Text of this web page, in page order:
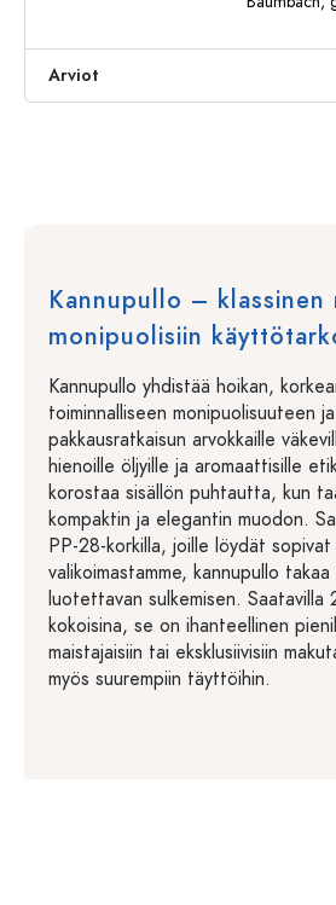
Arviot
Kannupullo – klassinen
monipuolisiin
Kannupullo yhdistää hoikan,
toiminnalliseen monipuolisuuteen
pakkausratkaisun arvokkaille
hienoille öljyille ja aromaattisille
korostaa sisällön puhtautta, kun
kompaktin ja elegantin muodon.
PP-28-korkilla, joille löydät sopivat
valikoimastamme, kannupullo
luotettavan sulkemisen.
kokoisina, se on ihanteellinen
maistajaisiin tai eksklusiivisiin
myös suurempiin täyttöihin.